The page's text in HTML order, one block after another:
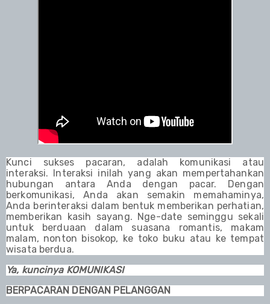
Kunci sukses pacaran, adalah komunikasi atau
interaksi. Interaksi inilah yang akan mempertahankan
hubungan antara Anda dengan pacar. Dengan
berkomunikasi, Anda akan semakin memahaminya,
Anda berinteraksi dalam bentuk memberikan perhatian,
memberikan kasih sayang. Nge-date seminggu sekali
untuk berduaan dalam suasana romantis, makam
malam, nonton bisokop, ke toko buku atau ke tempat
wisata berdua.
Ya, kuncinya KOMUNIKASI
BERPACARAN DENGAN PELANGGAN